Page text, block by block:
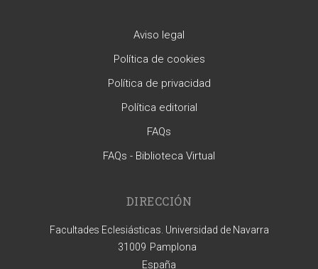
Aviso legal
Política de cookies
Política de privacidad
Política editorial
FAQs
FAQs - Biblioteca Virtual
DIRECCIÓN
Facultades Eclesiásticas. Universidad de Navarra
31009 Pamplona
España